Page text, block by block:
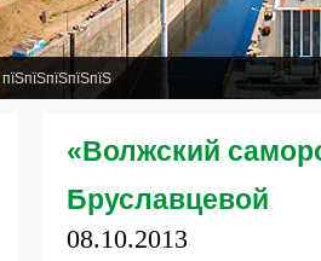
пїЅпїЅпїЅпїЅпїЅ
«Волжский
Бруславцевой
08.10.2013